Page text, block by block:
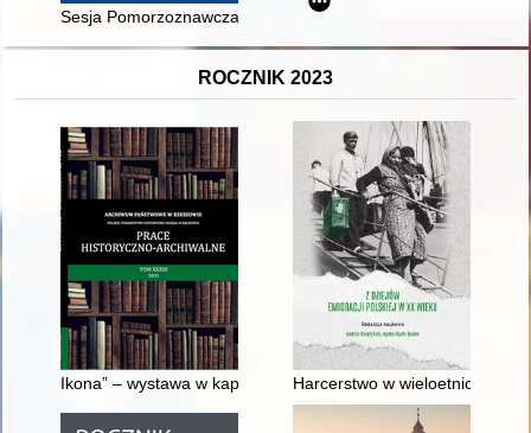
Sesja Pomorzoznawcza : od epoki kamienia do nowożytności
ROCZNIK 2023
Ikona” – wystawa w kaplicy byłego greckokatolickiego
Harcerstwo w wieloetnicznej